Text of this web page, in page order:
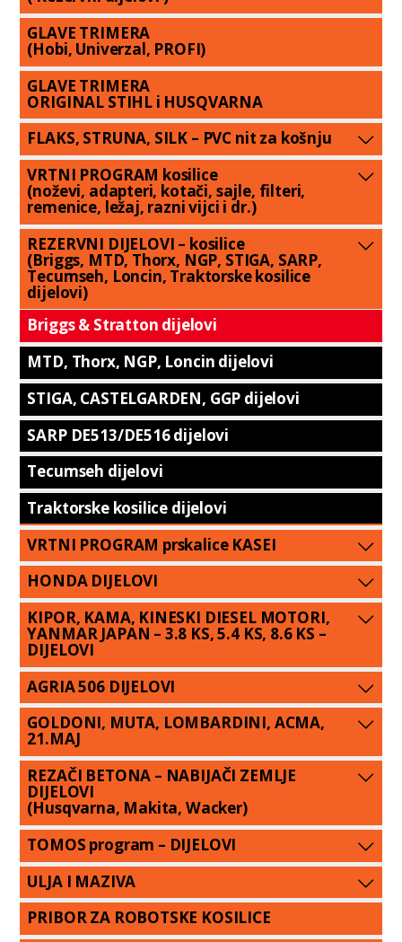
GLAVE TRIMERA
(Hobi, Univerzal, PROFI)
GLAVE TRIMERA
ORIGINAL STIHL i HUSQVARNA
FLAKS, STRUNA, SILK – PVC nit za košnju
VRTNI PROGRAM kosilice
(noževi, adapteri, kotači, sajle, filteri,
remenice, ležaj, razni vijci i dr.)
REZERVNI DIJELOVI – kosilice
(Briggs, MTD, Thorx, NGP, STIGA, SARP,
Tecumseh, Loncin, Traktorske kosilice
dijelovi)
Briggs & Stratton dijelovi
MTD, Thorx, NGP, Loncin dijelovi
STIGA, CASTELGARDEN, GGP dijelovi
SARP DE513/DE516 dijelovi
Tecumseh dijelovi
Traktorske kosilice dijelovi
VRTNI PROGRAM prskalice KASEI
HONDA DIJELOVI
KIPOR, KAMA, KINESKI DIESEL MOTORI,
YANMAR JAPAN – 3.8 KS, 5.4 KS, 8.6 KS –
DIJELOVI
AGRIA 506 DIJELOVI
GOLDONI, MUTA, LOMBARDINI, ACMA,
21.MAJ
REZAČI BETONA – NABIJAČI ZEMLJE
DIJELOVI
(Husqvarna, Makita, Wacker)
TOMOS program – DIJELOVI
ULJA I MAZIVA
PRIBOR ZA ROBOTSKE KOSILICE